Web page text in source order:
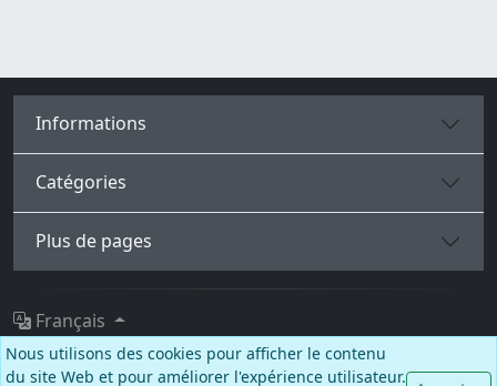
Informations
Catégories
Plus de pages
Facebook Instagram TikTok
Français
Nous utilisons des cookies pour afficher le contenu
du site Web et pour améliorer l'expérience utilisateur.